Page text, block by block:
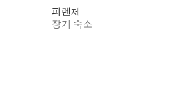
피렌체
장기 숙소